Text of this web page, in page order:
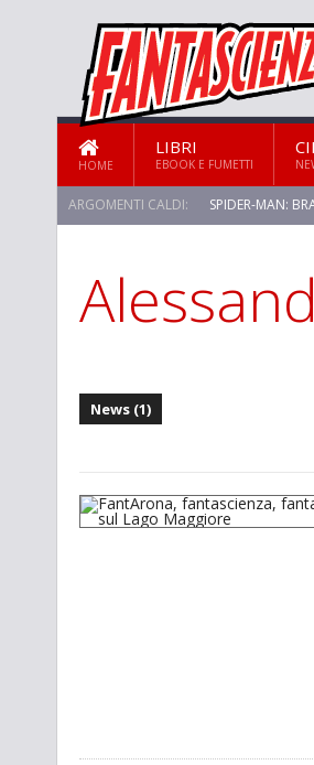
HOME
LIBRI
EBOOK E FUMETTI
ARGOMENTI CALDI: SPIDER-MAN:
STAR TREK: STRANGE NEW WORLDS
News (1)